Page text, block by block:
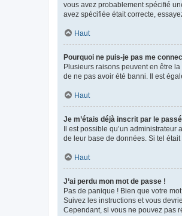
vous avez probablement spécifié
avez spécifiée était correcte,
Haut
Pourquoi ne puis-je pas me
Plusieurs raisons peuvent en être
de ne pas avoir été banni. Il est
Haut
Je m’étais déjà inscrit par le
Il est possible qu’un
de leur base de données. Si tel
Haut
J’ai perdu mon mot de passe !
Pas de panique ! Bien que votre
Suivez les instructions et vous
Cependant, si vous ne pouvez pas